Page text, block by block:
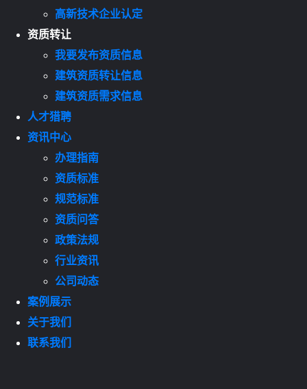
高新技术企业认定
资质转让
我要发布资质信息
建筑资质转让信息
建筑资质需求信息
人才猎聘
资讯中心
办理指南
资质标准
规范标准
资质问答
政策法规
行业资讯
公司动态
案例展示
关于我们
联系我们